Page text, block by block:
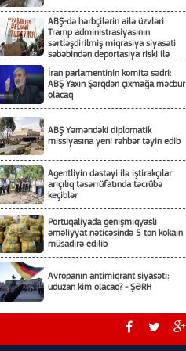
ABŞ-də hərbçilərin ailə üzvləri
Tramp administrasiyasının
sərtləşdirilmiş miqrasiya siyasəti
səbəbindən deportasiya riski ilə
üzləşiblər
İran parlamentinin komitə sədri:
ABŞ Yaxın Şərqdən çıxmağa məcbur
olacaq
ABŞ Yəməndəki diplomatik
missiyasına yeni rəhbər təyin edib
Agentliyin dəstəyi ilə iştirakçılar
arıçılıq təsərrüfatında təcrübə
keçiblər
Portuqaliyada genişmiqyaslı
əməliyyat nəticəsində 5 ton kokain
müsadirə edilib
Avropanın antimiqrant siyasəti:
uduzan kim olacaq? - ŞƏRH
Yeni Zelandiyanın paytaxtında 15
ildə ilk dəfə qar yağıb